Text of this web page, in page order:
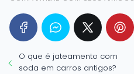
O que é jateamento com
soda em carros antigos?